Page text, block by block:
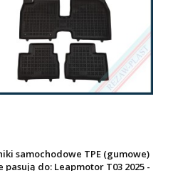
samochodowe TPE (gumowe)
pasują do: Leapmotor T03 2025 -